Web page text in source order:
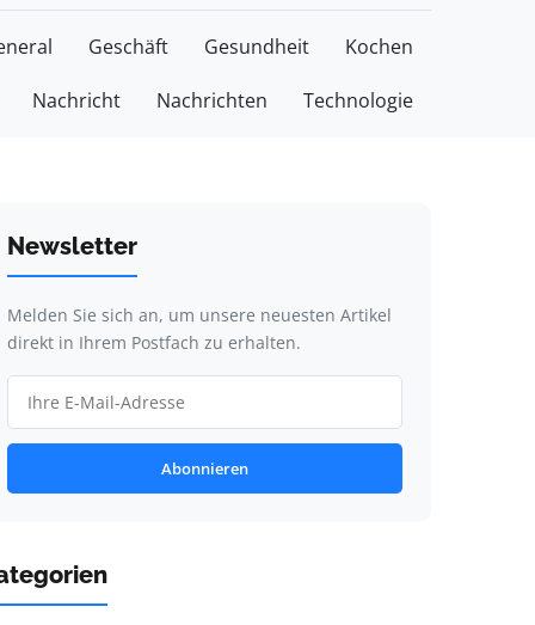
Geschäft Gesundheit Kochen
Nachricht Nachrichten Technologie
Newsletter
Melden Sie sich an, um unsere neuesten Artikel
direkt in Ihrem Postfach zu erhalten.
Abonnieren